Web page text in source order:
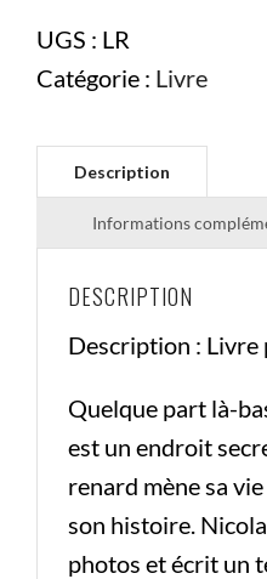
MOI
LE
UGS : LR
Catégorie : Livre
DESCRIPTION
Description : Livre
Quelque part là-
est un endroit
renard mène sa
son histoire.
photos et écrit un